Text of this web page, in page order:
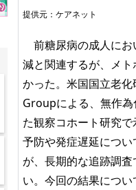
提供元： ケアネット
前糖尿病の成人にお
減と関連するが、メ
かった。米国国立老
Groupによる、無作
た観察コホート研究
予防や発症遅延につ
が、長期的な追跡調
い。今回の結果につ